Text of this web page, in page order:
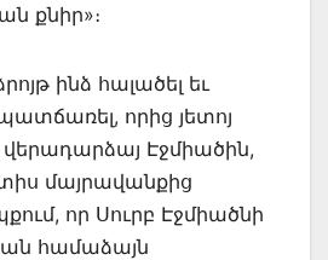
քնիր»։
ինձ հալածել եւ
որից յետոյ
Էջմիածին,
մայրավանքից
որ Սուրբ Էջմիածնի
համաձայն